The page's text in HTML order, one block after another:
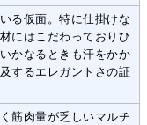
る仮面。特に仕掛けな
にはこだわっておりひ
かなるときも汗をかか
するエレガントさの証
筋肉量が乏しいマルチ